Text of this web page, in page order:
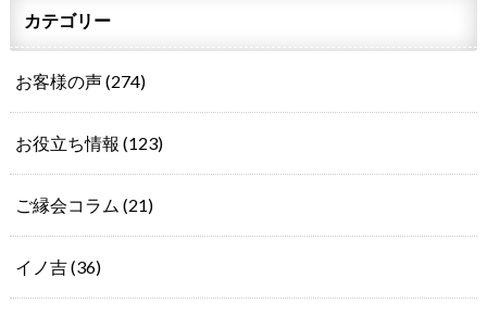
カテゴリー
お客様の声(274)
お役立ち情報 (123)
ご縁会コラム (21)
イノ吉(36)